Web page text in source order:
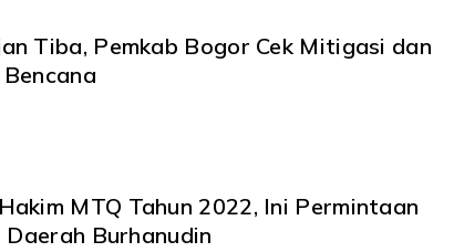
Tiba, Pemkab Bogor Cek Mitigasi dan
MTQ Tahun 2022, Ini Permintaan
Burhanudin